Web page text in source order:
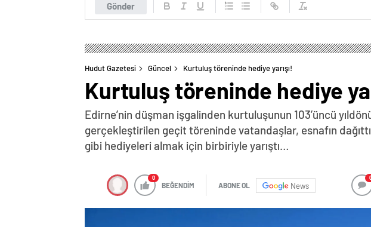
Gönder
Hudut Gazetesi Güncel Kurtuluş töreninde hediye yarışı!
Kurtuluş töreninde hediye
Edirne’nin düşman işgalinden kurtuluşunun 103’üncü
gerçekleştirilen geçit töreninde vatandaşlar, esnafın
gibi hediyeleri almak için birbiriyle yarıştı…
0
BEĞENDİM ABONE OL News